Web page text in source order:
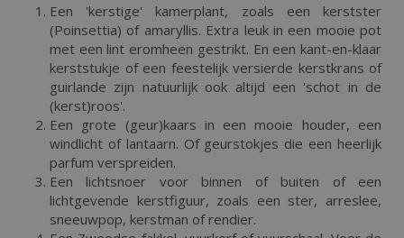
Een 'kerstige' kamerplant, zoals een kerstster
(Poinsettia) of amaryllis. Extra leuk in een mooie pot
met een lint eromheen gestrikt. En een kant-en-klaar
kerststukje of een feestelijk versierde kerstkrans of
guirlande zijn natuurlijk ook altijd een 'schot in de
(kerst)roos'.
Een grote (geur)kaars in een mooie houder, een
windlicht of lantaarn. Of geurstokjes die een heerlijk
parfum verspreiden.
Een lichtsnoer voor binnen of buiten of een
lichtgevende kerstfiguur, zoals een ster, arreslee,
sneeuwpop, kerstman of rendier.